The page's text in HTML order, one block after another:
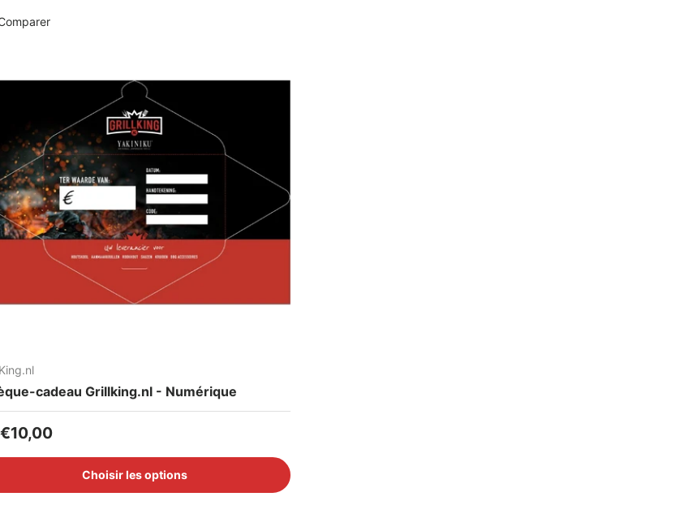
cadeau Grillking.nl - Numérique
habituel
€10,00
Choisir les options